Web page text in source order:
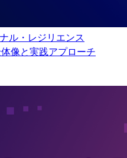
ル・レジリエンス
像と実践アプローチ